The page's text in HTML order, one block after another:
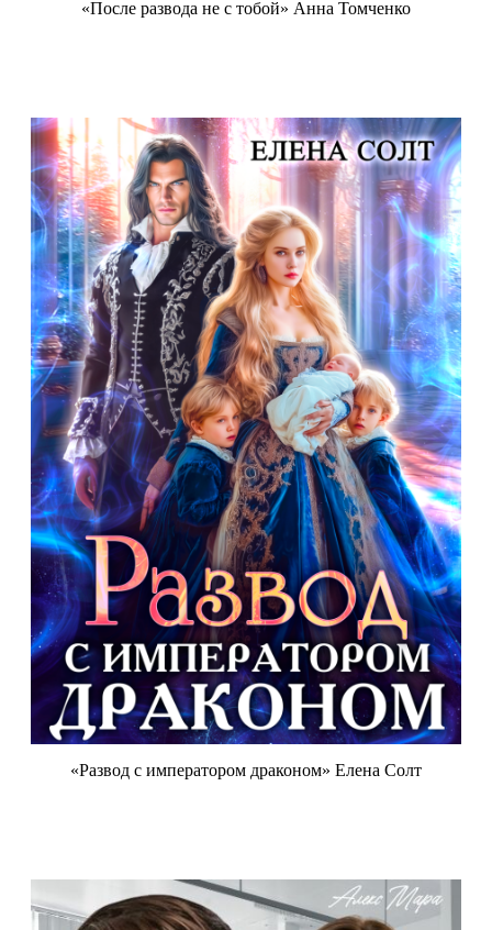
«После развода не с тобой» Анна Томченко
«Развод с императором драконом» Елена Солт